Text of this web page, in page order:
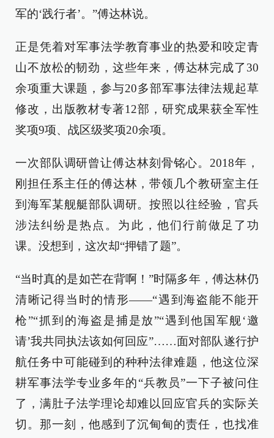
军的‘践行者’。”傅达林说。
正是凭着对军事法学教育事业的热爱和咬定青
山不放松的韧劲，这些年来，傅达林完成了30
余项重大课题，参与20多部军事法律法规起草
修改，出版教材专著12部，研究成果获全军性
奖项9项、战区级奖项20余项。
一次部队调研曾让傅达林刻骨铭心。2018年，
刚担任系主任的傅达林，带领几个教研室主任
到海军某舰艇部队调研。按照以往经验，官兵
涉法纠纷是热点。为此，他们行前做足了功
课。没想到，这次却“押错了题”。
“当时真的是如芒在背啊！”时隔多年，傅达林仍
清晰记得当时的情形——“遇到海盗能不能开
枪”“抓到的海盗是捕是放”“遇到他国军舰‘邀
请’我共同执法该如何回应”……面对部队遂行护
航任务中可能碰到的种种法律难题，他这位深
耕军事法学专业多年的“兵教员”一下子被问住
了，满肚子法学理论却难以回应官兵的实际关
切。那一刻，他感到了沉甸甸的责任，也找准